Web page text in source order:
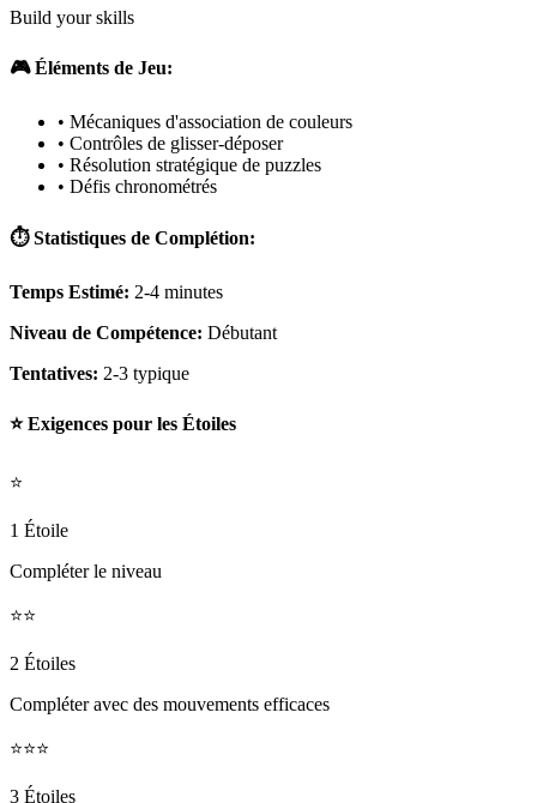
Build your skills
🎮 Éléments de Jeu:
• Mécaniques d'association de couleurs
• Contrôles de glisser-déposer
• Résolution stratégique de puzzles
• Défis chronométrés
⏱️ Statistiques de Complétion:
Temps Estimé: 2-4 minutes
Niveau de Compétence: Débutant
Tentatives: 2-3 typique
⭐ Exigences pour les Étoiles
⭐
1 Étoile
Compléter le niveau
⭐⭐
2 Étoiles
Compléter avec des mouvements efficaces
⭐⭐⭐
3 Étoiles